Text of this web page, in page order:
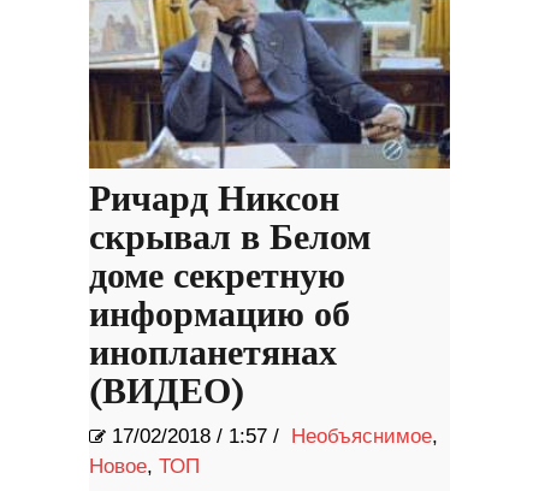
Ричард Никсон
скрывал в Белом
доме секретную
информацию об
инопланетянах
(ВИДЕО)
17/02/2018 / 1:57 / Необъяснимое,
Новое, ТОП